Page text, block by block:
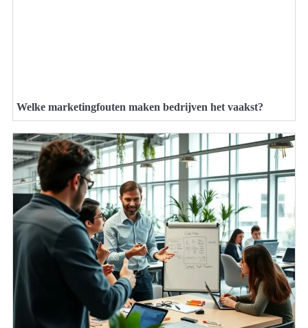
Welke marketingfouten maken bedrijven het vaakst?